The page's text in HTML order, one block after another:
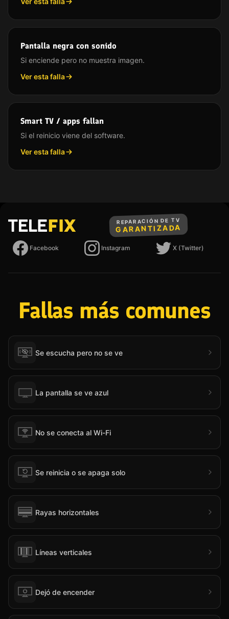
Pantalla negra con sonido
Si enciende pero no muestra imagen.
Ver esta falla
Smart TV / apps fallan
Si el reinicio viene del software.
Ver esta falla
Telefix
REPARACIÓN DE TV
GARANTIZADA
Facebook Instagram X (Twitter)
Fallas más comunes
Se escucha pero no se ve
La pantalla se ve azul
No se conecta al Wi-Fi
Se reinicia o se apaga solo
Rayas horizontales
Líneas verticales
Dejó de encender